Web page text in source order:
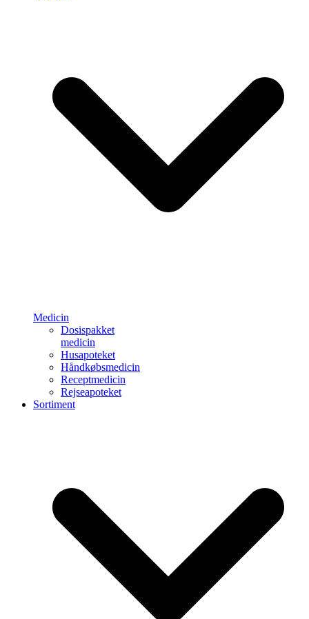
Medicin
Dosispakket
medicin
Husapoteket
Håndkøbsmedicin
Receptmedicin
Rejseapoteket
Sortiment